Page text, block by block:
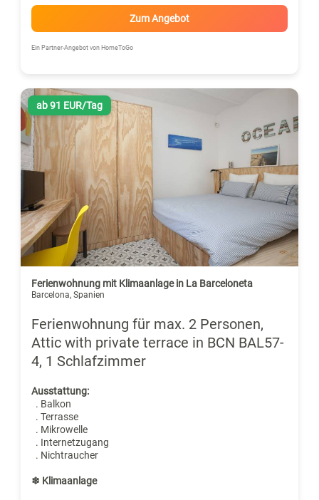
Zum Angebot
Ein Partner-Angebot von HomeToGo
ab 91 EUR/Tag
Ferienwohnung mit Klimaanlage in La Barceloneta
Barcelona, Spanien
Ferienwohnung für max. 2 Personen,
Attic with private terrace in BCN BAL57-
4, 1 Schlafzimmer
Ausstattung:
. Balkon
. Terrasse
. Mikrowelle
. Internetzugang
. Nichtraucher
❄ Klimaanlage